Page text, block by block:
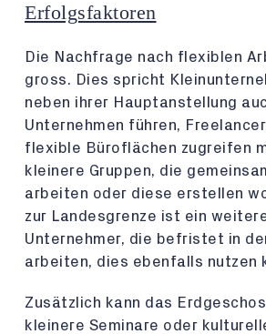
Erfolgsfaktoren
Die Nachfrage nach flexiblen
gross. Dies spricht
neben ihrer Hauptanstellung
Unternehmen führen,
flexible Büroflächen zugreifen
kleinere Gruppen, die
arbeiten oder diese erstellen
zur Landesgrenze ist ein
Unternehmer, die befristet in
arbeiten, dies ebenfalls nutzen
Zusätzlich kann das
kleinere Seminare oder